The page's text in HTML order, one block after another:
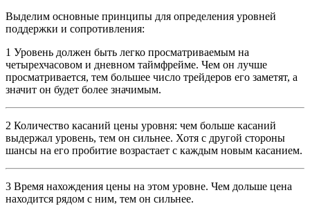
Выделим основные принципы для определения уровней
поддержки и сопротивления:
1 Уровень должен быть легко просматриваемым на
четырехчасовом и дневном таймфрейме. Чем он лучше
просматривается, тем большее число трейдеров его заметят, а
значит он будет более значимым.
2 Количество касаний цены уровня: чем больше касаний
выдержал уровень, тем он сильнее. Хотя с другой стороны
шансы на его пробитие возрастает с каждым новым касанием.
3 Время нахождения цены на этом уровне. Чем дольше цена
находится рядом с ним, тем он сильнее.